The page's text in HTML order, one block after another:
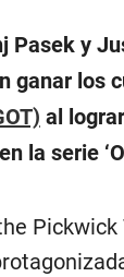
Pasek y
ganar los
al
la serie